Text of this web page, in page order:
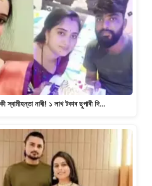
স্বামীহন্তা নাৰী! ১ লাখ টকাৰ ছুপাৰী দি…